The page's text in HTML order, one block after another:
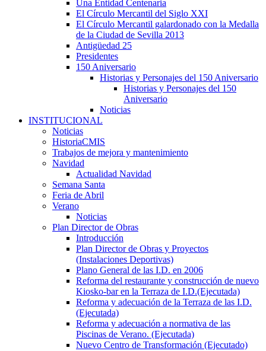
Una Entidad Centenaria
El Círculo Mercantil del Siglo XXI
El Círculo Mercantil galardonado con la Medalla
de la Ciudad de Sevilla 2013
Antigüedad 25
Presidentes
150 Aniversario
Historias y Personajes del 150 Aniversario
Historias y Personajes del 150
Aniversario
Noticias
INSTITUCIONAL
Noticias
HistoriaCMIS
Trabajos de mejora y mantenimiento
Navidad
Actualidad Navidad
Semana Santa
Feria de Abril
Verano
Noticias
Plan Director de Obras
Introducción
Plan Director de Obras y Proyectos
(Instalaciones Deportivas)
Plano General de las I.D. en 2006
Reforma del restaurante y construcción de nuevo
Kiosko-bar en la Terraza de I.D.(Ejecutada)
Reforma y adecuación de la Terraza de las I.D.
(Ejecutada)
Reforma y adecuación a normativa de las
Piscinas de Verano. (Ejecutada)
Nuevo Centro de Transformación (Ejecutado)